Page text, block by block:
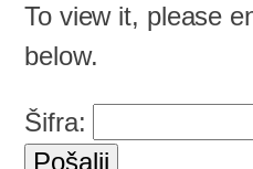
To view it, please
below.
Šifra: